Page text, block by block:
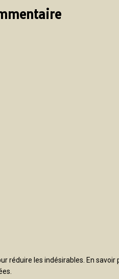
réduire les indésirables. En savoir